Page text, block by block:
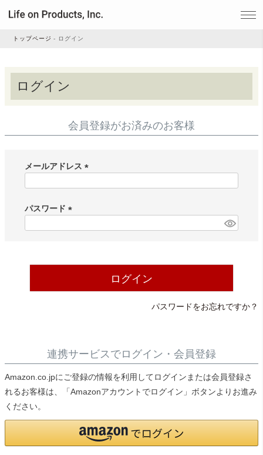
家電
ビューティー
デジタル雑貨
アウトレット
トップページ ログイン
ログイン
会員登録がお済みのお客様
メールアドレス
)
パスワード
ログイン
パスワードをお忘れですか？
連携サービスでログイン・会員登録
Amazon.co.jpにご登録の情報を利用してログインまたは会員登録さ
れるお客様は、「Amazonアカウントでログイン」ボタンよりお進み
ください。